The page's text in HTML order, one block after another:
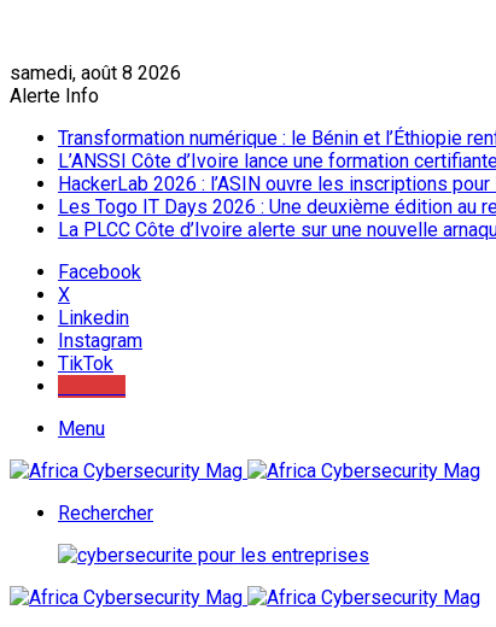
samedi, août 8 2026
Alerte Info
Transformation numérique : le Bénin et l’Éthiopie
L’ANSSI Côte d’Ivoire lance une formation
HackerLab 2026 : l’ASIN ouvre les inscriptions
Les Togo IT Days 2026 : Une deuxième édition au
La PLCC Côte d’Ivoire alerte sur une nouvelle
Facebook
X
Linkedin
Instagram
TikTok
Menu
Rechercher